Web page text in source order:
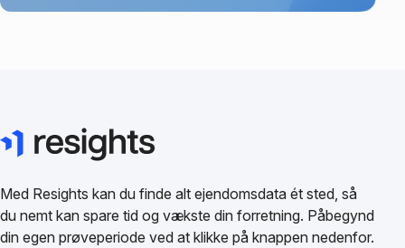
Med Resights kan du finde alt ejendomsdata ét sted, så
du nemt kan spare tid og vækste din forretning. Påbegynd
din egen prøveperiode ved at klikke på knappen nedenfor.